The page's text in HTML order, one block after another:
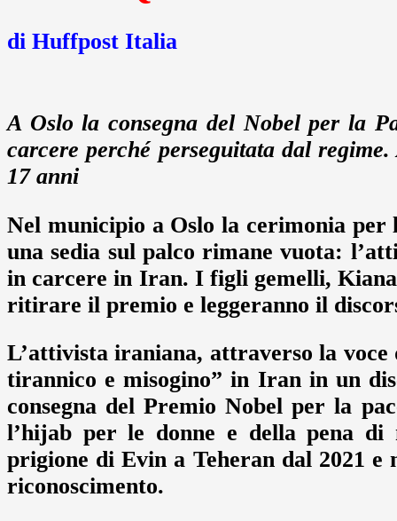
di Huffpost Italia
A Oslo la consegna del Nobel per la
carcere perché perseguitata dal
17 anni
Nel municipio a Oslo la cerimonia per
una sedia sul palco rimane vuota:
in carcere in Iran. I figli gemelli,
ritirare il premio e leggeranno il
L’attivista iraniana, attraverso la
tirannico e misogino” in Iran in un
consegna del Premio Nobel per la
l’hijab per le donne e della pena
prigione di Evin a Teheran dal 2021
riconoscimento.